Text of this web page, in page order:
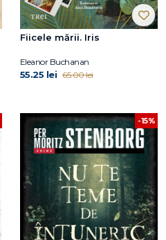
Fiicele mării. Iris
Eleanor Buchanan
55.25 lei 65.00 lei
-15%